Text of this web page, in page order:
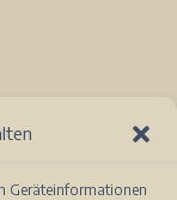
Geräteinformationen